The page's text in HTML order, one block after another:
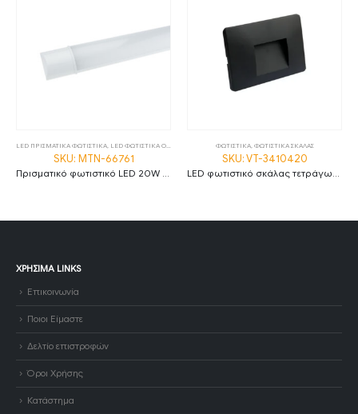
LED ΠΡΙΣΜΑΤΙΚΑ ΦΩΤΙΣΤΙΚΑ LED ΦΩΤΙΣΤΙΚΑ ΟΡΟΦΗΣ ΦΩΤΙΣΤΙΚΑ
SKU: MTN-66761
ΦΩΤΙΣΤΙΚΑ, ΦΩΤΙΣΤΙΚΑ ΣΚΑΛΑΣ
SKU: VT-3410420
ΧΡΉΣΙΜΑ LINKS
Επικοινωνία
Ποιοι Είμαστε
Δελτίο επιστροφών
Όροι Χρήσης
Κατάστημα